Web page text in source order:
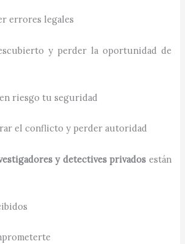
errores legales
y perder la oportunidad de
riesgo tu seguridad
el conflicto y perder autoridad
y detectives privados están